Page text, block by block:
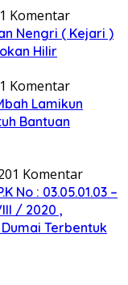
1 Komentar
Nengri ( Kejari )
Hilir
1 Komentar
Lamikun
Bantuan
1 Komentar
No : 03.05.01.03 –
/ 2020 ,
Terbentuk